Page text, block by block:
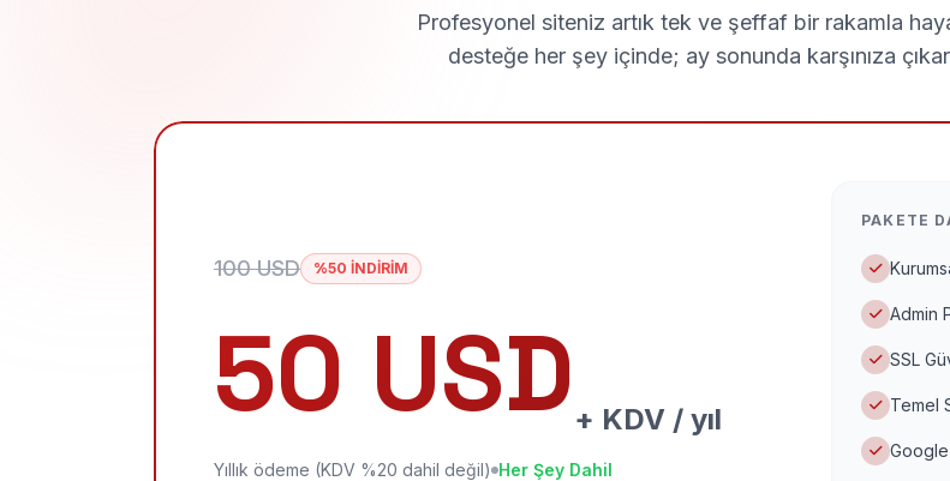
Profesyonel siteniz artık tek ve şeffaf bir rakamla
desteğe her şey içinde; ay sonunda karşınıza
100 USD %50 İNDİRİM
50 USD + KDV / yıl
Yıllık ödeme (KDV %20 dahil değil) Her Şey Dahil
PAKETE
Admin
SSL
Temel